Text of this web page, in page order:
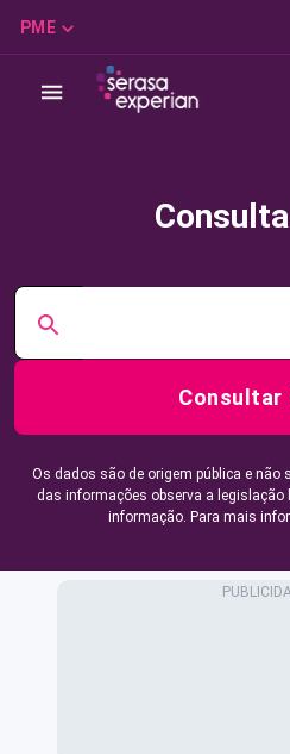
PME
Consultar
Os dados são de origem pública e
das informações observa a legislação
informação. Para mais